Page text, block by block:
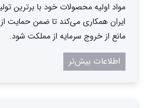
مواد اولیه محصولات خود با برترین
ایران همکاری می‌کند تا ضمن حمایت از
مانع از خروج سرمایه از مملکت شود.
اطلاعات بیش‌تر